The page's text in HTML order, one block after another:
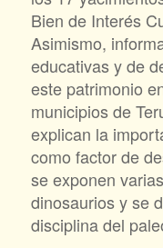
Bien de Interés
Asimismo,
educativas y de
este patrimonio
municipios de
explican la
como factor de
se exponen
dinosaurios y se
disciplina del